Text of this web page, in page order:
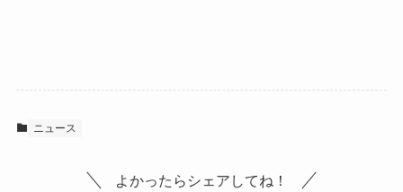
ニュース
よかったらシェアしてね！